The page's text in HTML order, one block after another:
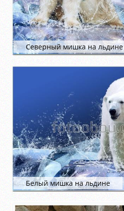
Северный мишка на льдине
Белый мишка на льдине